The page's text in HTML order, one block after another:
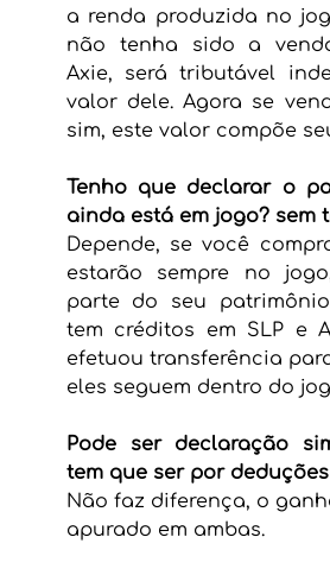
a renda produzida no
não tenha sido a
Axie, será tributável
valor dele. Agora se
sim, este valor compõe
Tenho que declarar o
ainda está em jogo? sem
Depende, se você
estarão sempre no
parte do seu
tem créditos em SLP e
efetuou transferência
eles seguem dentro do
Pode ser declaração
tem que ser por
Não faz diferença, o
apurado em ambas.